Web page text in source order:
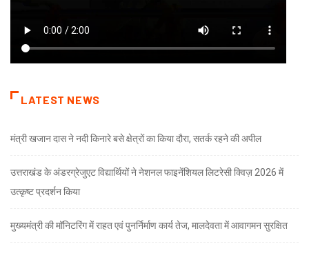
LATEST NEWS
मंत्री खजान दास ने नदी किनारे बसे क्षेत्रों का किया दौरा, सतर्क रहने की अपील
उत्तराखंड के अंडरग्रेजुएट विद्यार्थियों ने नेशनल फाइनेंशियल लिटरेसी क्विज़ 2026 में
उत्कृष्ट प्रदर्शन किया
मुख्यमंत्री की मॉनिटरिंग में राहत एवं पुनर्निर्माण कार्य तेज, मालदेवता में आवागमन सुरक्षित